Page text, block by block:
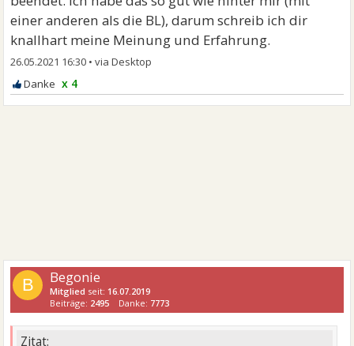
einer anderen als die BL), darum schreib ich dir
knallhart meine Meinung und Erfahrung.
26.05.2021 16:30 •
x 4
B Begonie
Mitglied seit: 16.07.2019
Beiträge: 2495 Danke: 7773
Zitat: